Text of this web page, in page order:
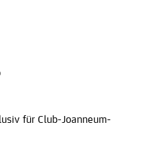
für Club-Joanneum-